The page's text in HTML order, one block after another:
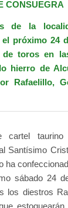
CONSUEGRA
de la
próximo 24
de toros en
hierro de
Rafaelillo,
cartel
Santísimo
ha
sábado 24
los diestros